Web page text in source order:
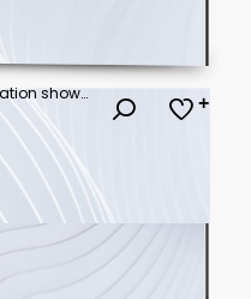
Oil painting fantasy art. The illustration shows man girl who is riding on swing on big planet in beautiful pink sunset cosmos.